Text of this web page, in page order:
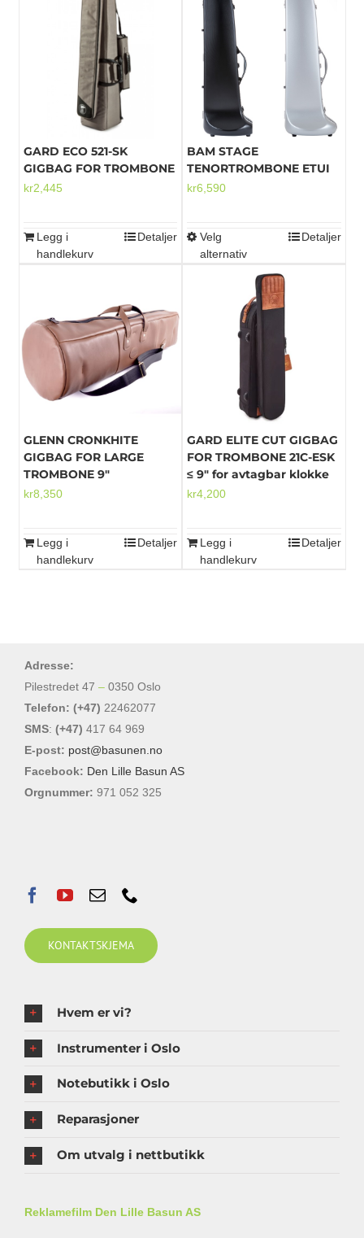
flere
varianter.
Alternativene
kan
velges
på
GARD ECO 521-SK
GIGBAG FOR TROMBONE
kr2,445
Legg i
handlekurv
Detaljer
BAM STAGE
TENORTROMBONE ETUI
kr6,590
Velg
alternativ
Dette
har
flere
Alternativene
Detaljer
GLENN CRONKHITE
GIGBAG FOR LARGE
TROMBONE 9″
kr8,350
Legg i
handlekurv
Detaljer
GARD ELITE CUT GIGBAG
FOR TROMBONE 21C-ESK
≤ 9″ for avtagbar klokke
kr4,200
Legg i
handlekurv
Detaljer
Adresse:
Pilestredet 47 – 0350 Oslo
Telefon: (+47) 22462077
SMS: (+47) 417 64 969
E-post: post@basunen.no
Facebook: Den Lille Basun AS
Orgnummer: 971 052 325
KONTAKTSKJEMA
Hvem er vi?
Instrumenter i Oslo
Notebutikk i Oslo
Reparasjoner
Om utvalg i nettbutikk
Reklamefilm Den Lille Basun AS